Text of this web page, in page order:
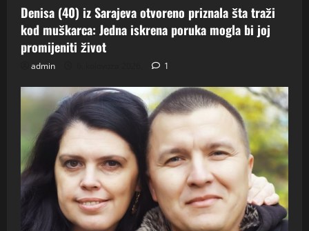
Denisa (40) iz Sarajeva otvoreno priznala šta traži
kod muškarca: Jedna iskrena poruka mogla bi joj
promijeniti život
admin 1